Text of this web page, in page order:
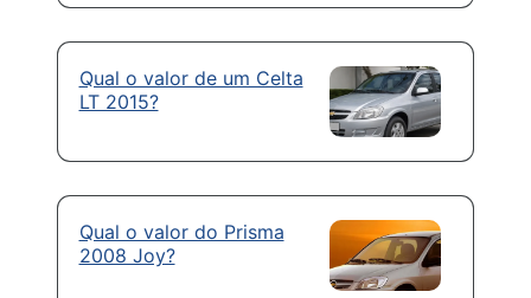
Qual o valor de um Celta
LT 2015?
Qual o valor do Prisma
2008 Joy?